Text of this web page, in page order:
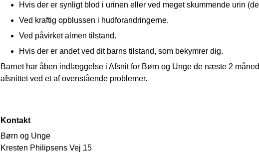
Hvis der er synligt blod i urinen eller ved meget skummende urin
Ved kraftig opblussen i hudforandringerne.
Ved påvirket almen tilstand.
Hvis der er andet ved dit barns tilstand, som bekymrer dig.
Barnet har åben indlæggelse i Afsnit for Børn og Unge de næste 2
afsnittet ved et af ovenstående problemer.
Kontakt
Børn og Unge
Kresten Philipsens Vej 15